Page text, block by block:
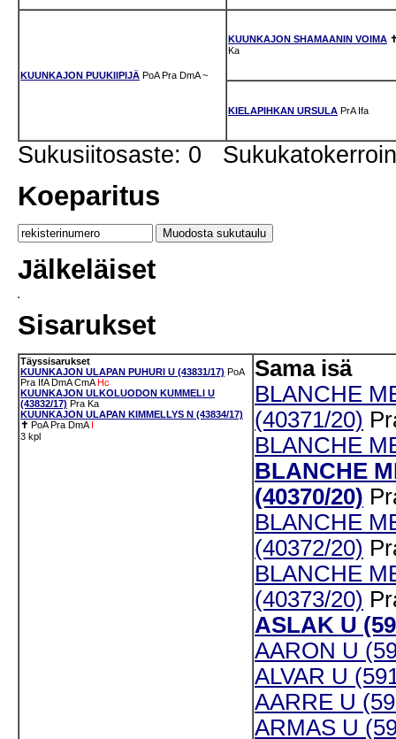
KUUNKAJON PUUKIIPIJÄ PoA Pra DmA ~
KUUNKAJON SHAMAANIN VOIMA
Ka
KIELAPIHKAN URSULA PrA Ifa
Sukusiitosaste: 0
Koeparitus
Jälkeläiset
Sisarukset
Täyssisarukset
KUUNKAJON ULAPAN PUHURI U (43831/17) PoA
Pra IfA DmA CmA Hc
KUUNKAJON ULKOLUODON KUMMELI U
(43832/17) Pra Ka
KUUNKAJON ULAPAN KIMMELLYS N (43834/17)
✝ PoA Pra DmA I
3 kpl
Sama isä
BLANCHE
(40371/20)
BLANCHE
BLANCHE
(40370/20)
BLANCHE
(40372/20)
BLANCHE
(40373/20)
ASLAK U
AARON U
ALVAR U
AARRE U
ARMAS U